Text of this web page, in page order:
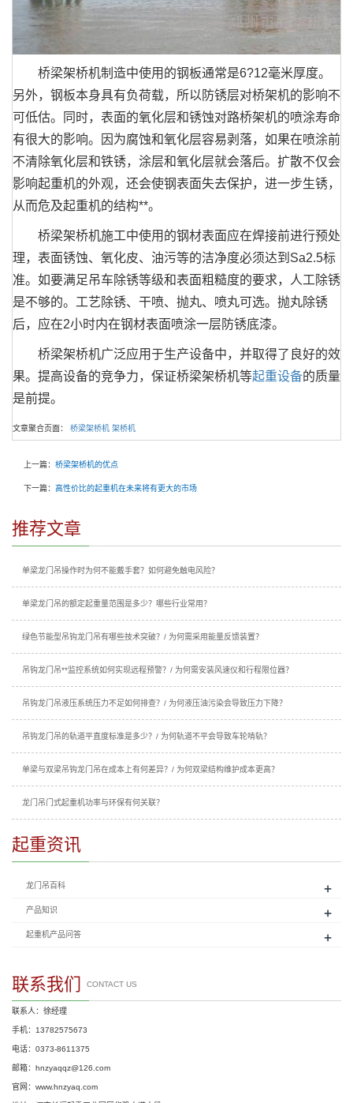
桥梁架桥机制造中使用的钢板通常是6?12毫米厚度。
另外，钢板本身具有负荷载，所以防锈层对桥架机的影响不
可低估。同时，表面的氧化层和锈蚀对路桥架机的喷涂寿命
有很大的影响。因为腐蚀和氧化层容易剥落，如果在喷涂前
不清除氧化层和铁锈，涂层和氧化层就会落后。扩散不仅会
影响起重机的外观，还会使钢表面失去保护，进一步生锈，
从而危及起重机的结构**。
桥梁架桥机施工中使用的钢材表面应在焊接前进行预处
理，表面锈蚀、氧化皮、油污等的洁净度必须达到Sa2.5标
准。如要满足吊车除锈等级和表面粗糙度的要求，人工除锈
是不够的。工艺除锈、干喷、抛丸、喷丸可选。抛丸除锈
后，应在2小时内在钢材表面喷涂一层防锈底漆。
桥梁架桥机广泛应用于生产设备中，并取得了良好的效
果。提高设备的竞争力，保证桥梁架桥机等起重设备的质量
是前提。
文章聚合页面： 桥梁架桥机 架桥机
上一篇： 桥梁架桥机的优点
下一篇： 高性价比的起重机在未来将有更大的市场
推荐文章
单梁龙门吊操作时为何不能戴手套？如何避免触电风险？
单梁龙门吊的额定起重量范围是多少？哪些行业常用？
绿色节能型吊钩龙门吊有哪些技术突破？/ 为何需采用能量反馈装置？
吊钩龙门吊**监控系统如何实现远程预警？/ 为何需安装风速仪和行程限位器？
吊钩龙门吊液压系统压力不足如何排查？/ 为何液压油污染会导致压力下降？
吊钩龙门吊的轨道平直度标准是多少？/ 为何轨道不平会导致车轮啃轨？
单梁与双梁吊钩龙门吊在成本上有何差异？/ 为何双梁结构维护成本更高？
龙门吊门式起重机功率与环保有何关联？
起重资讯
龙门吊百科 +
产品知识 +
起重机产品问答 +
联系我们 CONTACT US
联系人：徐经理
手机：13782575673
电话：0373-8611375
邮箱：hnzyaqqz@126.com
官网：www.hnzyaq.com